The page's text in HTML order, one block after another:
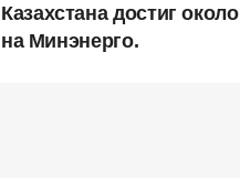
достиг около
Минэнерго.